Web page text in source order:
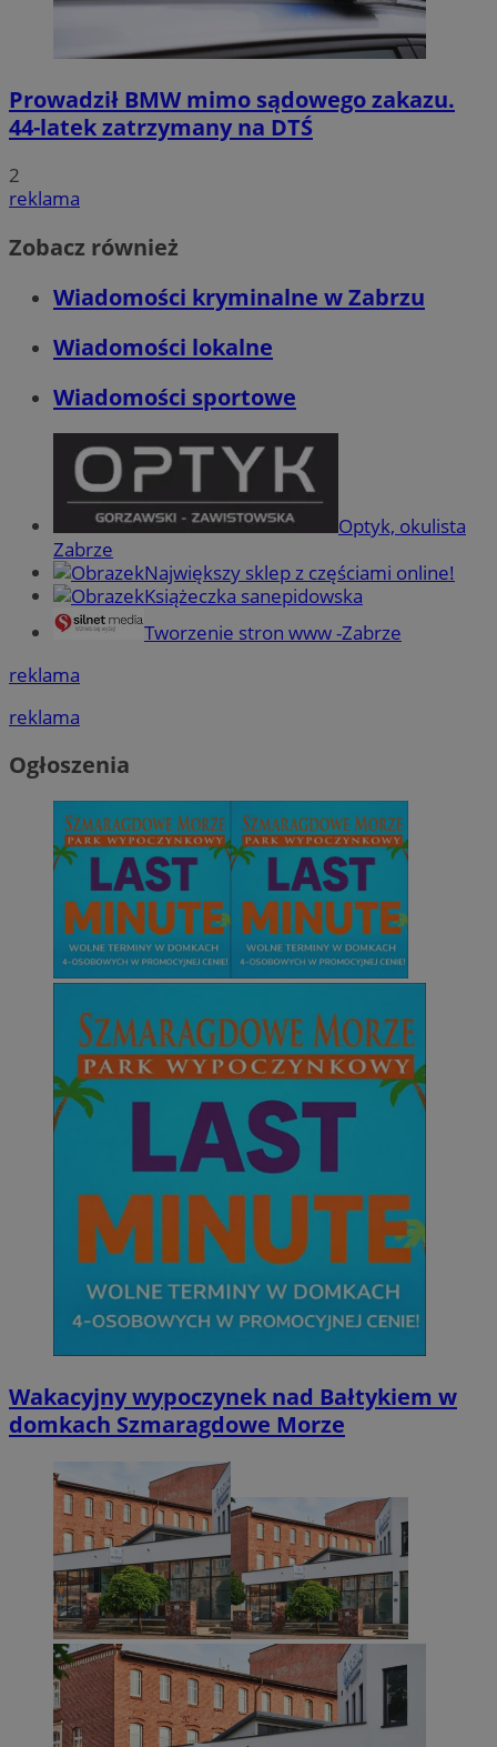
Prowadził BMW mimo sądowego zakazu.
44-latek zatrzymany na DTŚ
2
reklama
Zobacz również
Wiadomości kryminalne w Zabrzu
Wiadomości lokalne
Wiadomości sportowe
Optyk, okulista
Zabrze
Największy sklep z częściami online!
Książeczka sanepidowska
Tworzenie stron www -Zabrze
reklama
reklama
Ogłoszenia
Wakacyjny wypoczynek nad Bałtykiem w
domkach Szmaragdowe Morze